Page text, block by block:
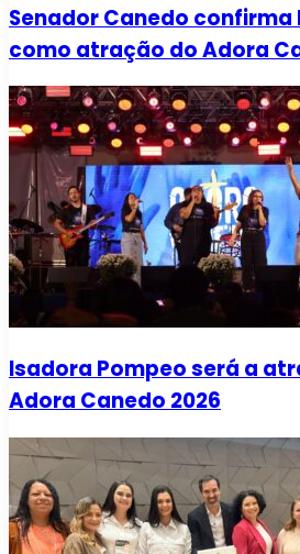
Senador Canedo confirma
como atração do Adora
Isadora Pompeo será a
Adora Canedo 2026